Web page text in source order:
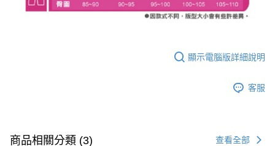
顯示電腦版詳細說明
客服
商品相關分類 (3) 查看全部